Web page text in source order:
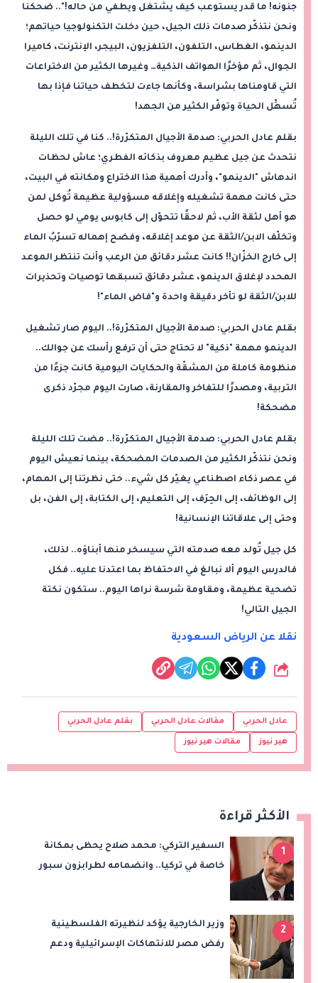
جنونه! ما قدر يستوعب كيف يشتغل ويطفي من حاله!".. ضحكنا
ونحن نتذكّر صدمات ذلك الجيل، حين دخلت التكنولوجيا حياتهم؛
الدينمو، الغطاس، التلفون، التلفزيون، البيجر، الإنترنت، كاميرا
الجوال، ثم مؤخرًا الهواتف الذكية… وغيرها الكثير من الاختراعات
التي قاومناها بشراسة، وكأنها جاءت لتخطف حياتنا فإذا بها
تُسهِّل الحياة وتوفّر الكثير من الجهد!
بقلم عادل الحربي: صدمة الأجيال المتكرّرة!.. كنا في تلك الليلة
نتحدث عن جيل عظيم معروف بذكائه الفطري؛ عاش لحظات
اندهاش "الدينمو"، وأدرك أهمية هذا الاختراع ومكانته في البيت،
حتى كانت مهمة تشغيله وإغلاقه مسؤولية عظيمة تُوكل لمن
هو أهل لثقة الأب، ثم لاحقًا تتحوّل إلى كابوس يومي لو حصل
وتخلّف الابن/الثقة عن موعد إغلاقه، وفضح إهماله تسرّبُ الماء
إلى خارج الخزّان!! كانت عشر دقائق من الرعب وأنت تنتظر الموعد
المحدد لإغلاق الدينمو، عشر دقائق تسبقها توصيات وتحذيرات
للابن/الثقة لو تأخر دقيقة واحدة و"فاض الماء"!
بقلم عادل الحربي: صدمة الأجيال المتكرّرة!.. اليوم صار تشغيل
الدينمو مهمة "ذكية" لا تحتاج حتى أن ترفع رأسك عن جوالك..
منظومة كاملة من المشقّة والحكايات اليومية كانت جزءًا من
التربية، ومصدرًا للتفاخر والمقارنة، صارت اليوم مجرّد ذكرى
مضحكة!
بقلم عادل الحربي: صدمة الأجيال المتكرّرة!.. مضت تلك الليلة
ونحن نتذكّر الكثير من الصدمات المضحكة، بينما نعيش اليوم
في عصر ذكاء اصطناعي يغيّر كل شيء.. حتى نظرتنا إلى المهام،
إلى الوظائف، إلى الحِرَف، إلى التعليم، إلى الكتابة، إلى الفن، بل
وحتى إلى علاقاتنا الإنسانية!
كل جيل تُولد معه صدمته التي سيسخر منها أبناؤه.. لذلك،
فالدرس اليوم ألا نبالغ في الاحتفاظ بما اعتدنا عليه.. فكل
تضحية عظيمة، ومقاومة شرسة نراها اليوم.. ستكون نكتة
الجيل التالي!
نقلا عن الرياض السعودية
شارك
عادل الحربي مقالات عادل الحربي بقلم عادل الحربي
هير نيوز مقالات هير نيوز
الأكثر قراءة
1
السفير التركي: محمد صلاح يحظى بمكانة
خاصة في تركيا.. وانضمامه لطرابزون سبور
2
وزير الخارجية يؤكد لنظيرته الفلسطينية
رفض مصر للانتهاكات الإسرائيلية ودعم